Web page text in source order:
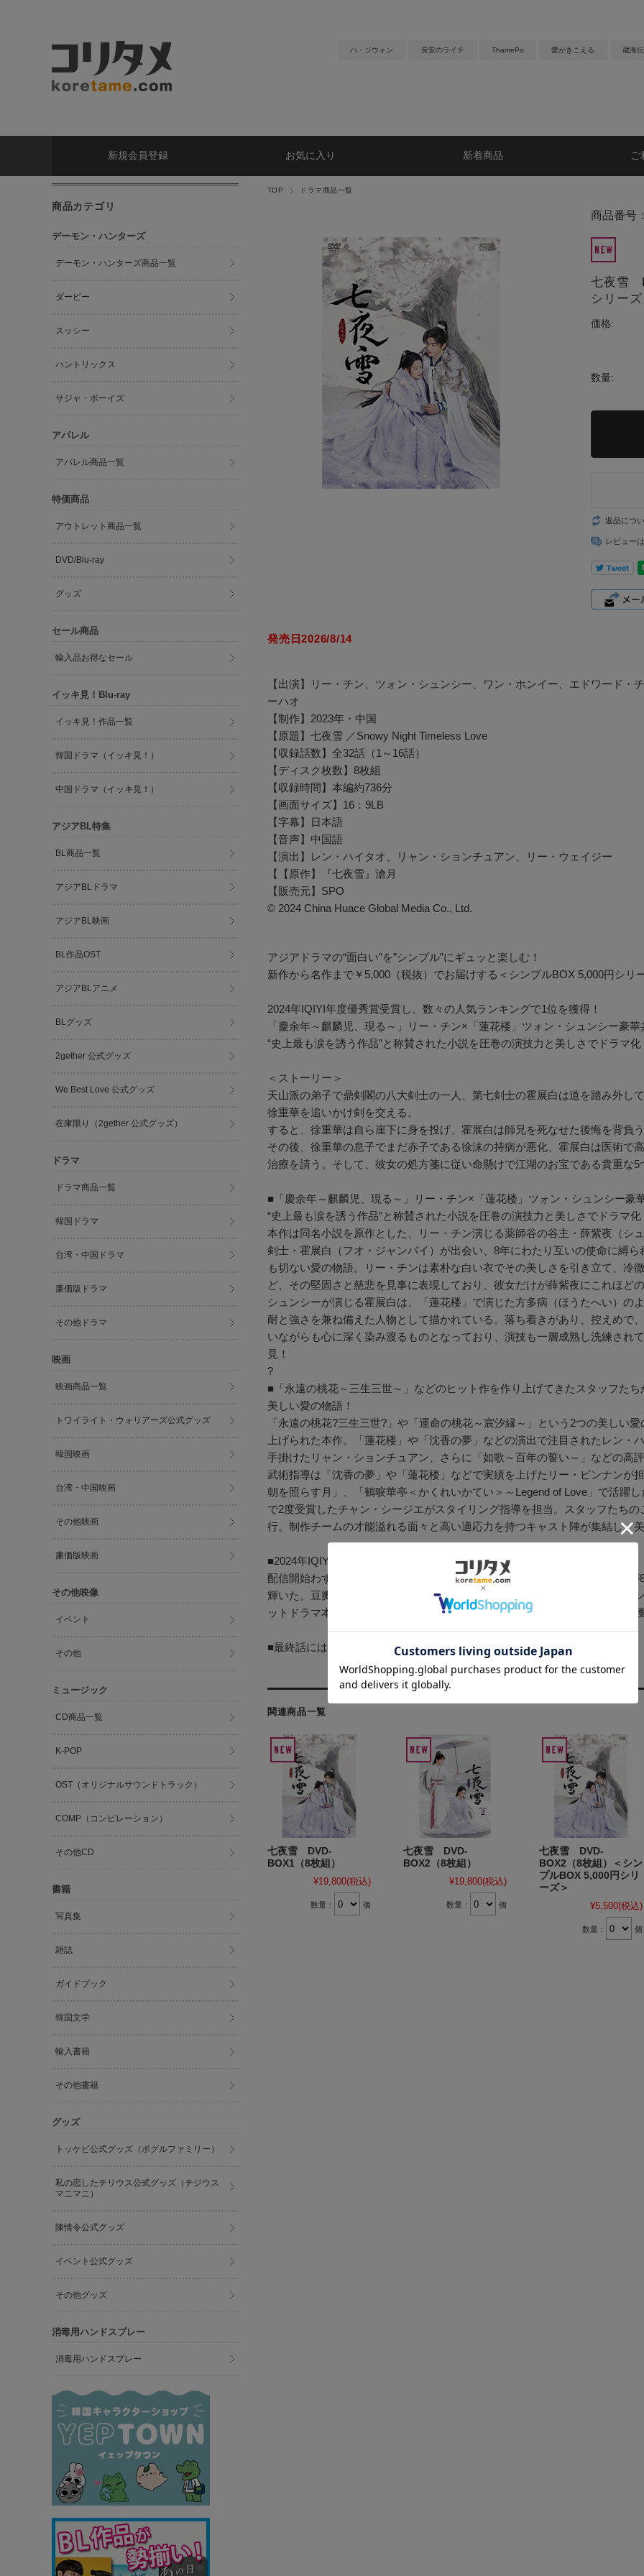
ハ・ジウォン 長安のライチ ThamePo 愛がきこえる 蔵海伝
新規会員登録 お気に入り 新着商品 ご
TOP ドラマ商品一覧
商品番号
七夜雪
シリー
価格:
数量:
返品につ
レビュー
発売日2026/8/14
【出演】リー・チン、ツォン・シュンシー、ワン・ホンイー、エドワード
ーハオ
【制作】2023年・中国
【原題】七夜雪 ／Snowy Night Timeless Love
【収録話数】全32話（1～16話）
【ディスク枚数】8枚組
【収録時間】本編約736分
【画面サイズ】16：9LB
【字幕】日本語
【音声】中国語
【演出】レン・ハイタオ、リャン・ションチュアン、リー・ウェイジー
【【原作】『七夜雪』滄月
【販売元】SPO
© 2024 China Huace Global Media Co., Ltd.
アジアドラマの“面白い”を”シンプル”にギュッと楽しむ！
新作から名作まで￥5,000（税抜）でお届けする＜シンプルBOX 5,000円シリ
2024年IQIYI年度優秀賞受賞し、数々の人気ランキングで1位を獲得！
「慶余年～麒麟児、現る～」リー・チン×「蓮花楼」ツォン・シュンシー豪華
“史上最も涙を誘う作品”と称賛された小説を圧巻の演技力と美しさでドラマ化
＜ストーリー＞
天山派の弟子で鼎剣閣の八大剣士の一人、第七剣士の霍展白は道を踏み外し
徐重華を追いかけ剣を交える。
すると、徐重華は自ら崖下に身を投げ、霍展白は師兄を死なせた後悔を背負
その後、徐重華の息子でまだ赤子である徐沫の持病が悪化、霍展白は医術で
治療を請う。そして、彼女の処方箋に従い命懸けで江湖のお宝である貴重な
■「慶余年～麒麟児、現る～」リー・チン×「蓮花楼」ツォン・シュンシー豪
“史上最も涙を誘う作品”と称賛された小説を圧巻の演技力と美しさでドラマ化
本作は同名小説を原作とした、リー・チン演じる薬師谷の谷主・薛紫夜（シ
剣士・霍展白（フオ・ジャンバイ）が出会い、8年にわたり互いの使命に縛
も切ない愛の物語。リー・チンは素朴な白い衣でその美しさを引き立て、冷
ど、その堅固さと慈悲を見事に表現しており、彼女だけが薛紫夜にこれほど
シュンシーが演じる霍展白は、「蓮花楼」で演じた方多病（ほうたへい）の
耐と強さを兼ね備えた人物として描かれている。落ち着きがあり、控えめで
いながらも心に深く染み渡るものとなっており、演技も一層成熟し洗練され
見！
?
■「永遠の桃花～三生三世～」などのヒット作を作り上げてきたスタッフた
美しい愛の物語！
「永遠の桃花?三生三世?」や「運命の桃花～宸汐縁～」という2つの美しい
上げられた本作。「蓮花楼」や「沈香の夢」などの演出で注目されたレン
手掛けたリャン・ションチュアン、さらに「如歌～百年の誓い～」などの高
武術指導は「沈香の夢」や「蓮花楼」などで実績を上げたリー・ビンナンが
朝を照らす月」、「鶴唳華亭＜かくれいかてい＞～Legend of Love」で活躍
で2度受賞したチャン・シージエがスタイリング指導を担当。スタッフたち
行。制作チームの才能溢れる面々と高い適応力を持つキャスト陣が集結し、
■2024年IQIYI年度優秀賞受賞し、数々の人気ランキングで1位を獲得！
配信開始わずか一時間で急上昇ランキング1位となり、配信開始早々に熱度
輝いた。豆瓣リアタイ人気ドラマランキング1位、骨?ドラマ熱度指数ランキ
ットドラマ本編再生回数ランキング1位など、数々の人気ランキングで1位を
■最終話には本国で配信された約1分の特別映像も収録！
関連商品一覧
七夜雪 DVD-
BOX1（8枚組）
¥19,800(税込)
数量： 個
七夜雪 DVD-
BOX2（8枚組）
¥19,800(税込)
数量： 個
七夜雪 DVD-
BOX2（8枚組）＜シン
プルBOX 5,000円シリ
ーズ＞
¥5,500(税込)
数量： 個
商品カテゴリ
デーモン・ハンターズ
デーモン・ハンターズ商品一覧
ダーピー
スッシー
ハントリックス
サジャ・ボーイズ
アパレル
アパレル商品一覧
特価商品
アウトレット商品一覧
DVD/Blu-ray
グッズ
セール商品
輸入品お得なセール
イッキ見！Blu-ray
イッキ見！作品一覧
韓国ドラマ（イッキ見！）
中国ドラマ（イッキ見！）
アジアBL特集
BL商品一覧
アジアBLドラマ
アジアBL映画
BL作品OST
アジアBLアニメ
BLグッズ
2gether 公式グッズ
We Best Love 公式グッズ
在庫限り（2gether 公式グッズ）
ドラマ
ドラマ商品一覧
韓国ドラマ
台湾・中国ドラマ
廉価版ドラマ
その他ドラマ
映画
映画商品一覧
トワイライト・ウォリアーズ公式グッズ
韓国映画
台湾・中国映画
その他映画
廉価版映画
その他映像
イベント
その他
ミュージック
CD商品一覧
K-POP
OST（オリジナルサウンドトラック）
COMP（コンピレーション）
その他CD
書籍
写真集
雑誌
ガイドブック
韓国文学
輸入書籍
その他書籍
グッズ
トッケビ公式グッズ（ボグルファミリー）
私の恋したテリウス公式グッズ（テジウス
マニマニ）
陳情令公式グッズ
イベント公式グッズ
その他グッズ
消毒用ハンドスプレー
消毒用ハンドスプレー